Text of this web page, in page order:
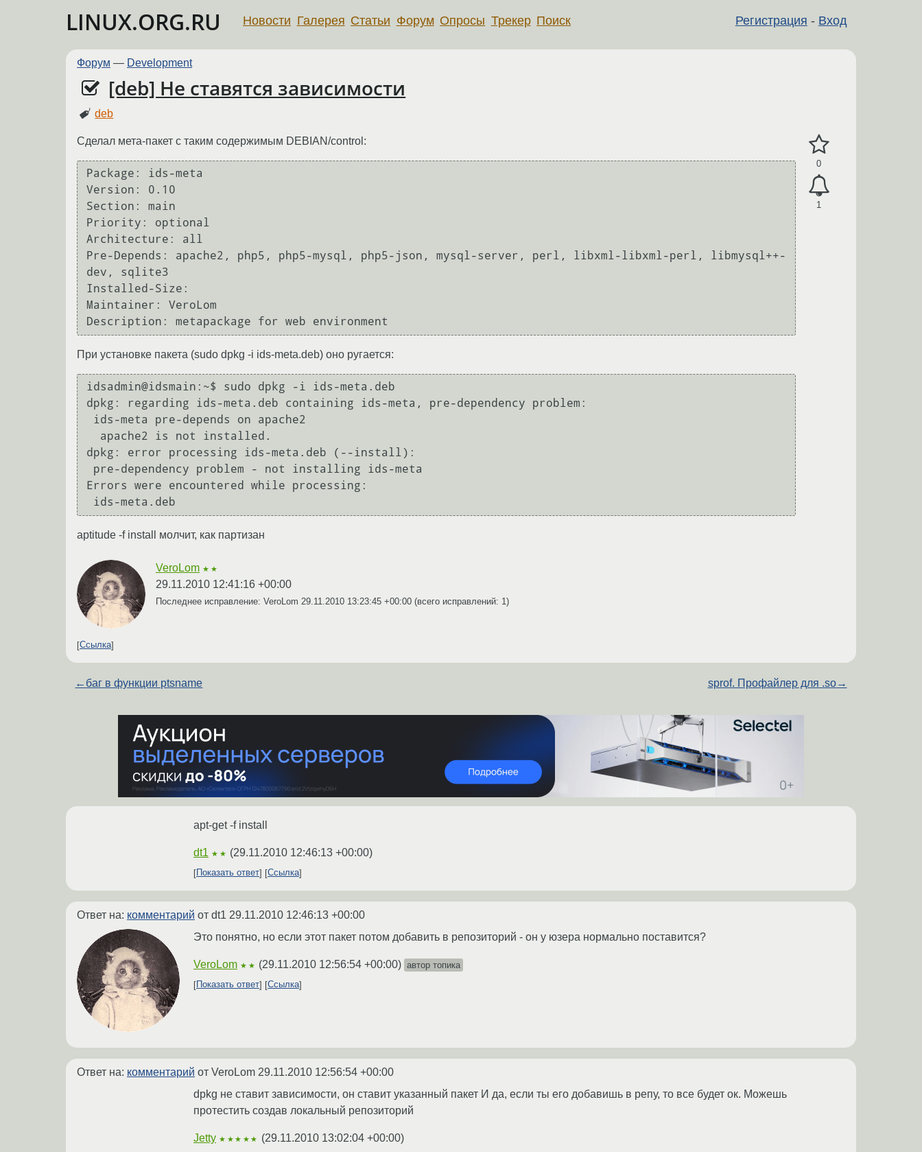
LINUX.ORG.RU Регистрация - Вход
Новости Галерея Статьи Форум Опросы Трекер Поиск
Форум — Development
[deb] Не ставятся зависимости
deb
0
1
Сделал мета-пакет с таким содержимым DEBIAN/control:
Package: ids-meta
Version: 0.10
Section: main
Priority: optional
Architecture: all
Pre-Depends: apache2, php5, php5-mysql, php5-json, mysql-server, perl, libxml-libxml-perl, libmysql++-
dev, sqlite3
Installed-Size:
Maintainer: VeroLom
При установке пакета (sudo dpkg -i ids-meta.deb) оно ругается:
idsadmin@idsmain:~$ sudo dpkg -i ids-meta.deb
dpkg: regarding ids-meta.deb containing ids-meta, pre-dependency problem:
dpkg: error processing ids-meta.deb (--install):
Errors were encountered while processing:
aptitude -f install молчит, как партизан
VeroLom ★★
29.11.2010 12:41:16 +00:00
Последнее исправление: VeroLom 29.11.2010 13:23:45 +00:00 (всего исправлений: 1)
Ссылка
← баг в функции ptsname sprof. Профайлер для .so→
apt-get -f install
dt1 ★★ (29.11.2010 12:46:13 +00:00)
Показать ответ Ссылка
Ответ на: комментарий от dt1 29.11.2010 12:46:13 +00:00
Это понятно, но если этот пакет потом добавить в репозиторий - он у юзера нормально поставится?
VeroLom ★★ (29.11.2010 12:56:54 +00:00) автор топика
Показать ответ
Ссылка
Ответ на: комментарий от VeroLom 29.11.2010 12:56:54 +00:00
dpkg не ставит зависимости, он ставит указанный пакет И да, если ты его добавишь в репу, то все будет ок. Можешь
протестить создав локальный репозиторий
Jetty ★★★★★ (29.11.2010 13:02:04 +00:00)